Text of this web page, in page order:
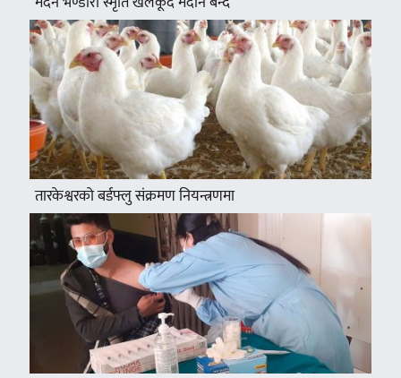
तारकेश्वरको बर्डफ्लु संक्रमण नियन्त्रणमा